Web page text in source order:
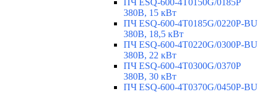
ПЧ ESQ-600-4T0150G/0185P
380В, 15 кВт
ПЧ ESQ-600-4T0185G/0220P-BU
380В, 18,5 кВт
ПЧ ESQ-600-4T0220G/0300P-BU
380В, 22 кВт
ПЧ ESQ-600-4T0300G/0370P
380В, 30 кВт
ПЧ ESQ-600-4T0370G/0450P-BU